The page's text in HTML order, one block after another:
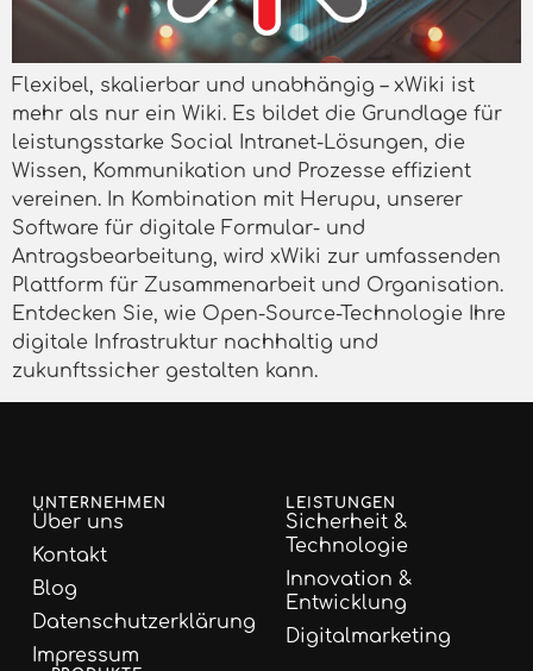
Flexibel, skalierbar und unabhängig – xWiki ist
mehr als nur ein Wiki. Es bildet die Grundlage für
leistungsstarke Social Intranet-Lösungen, die
Wissen, Kommunikation und Prozesse effizient
vereinen. In Kombination mit Herupu, unserer
Software für digitale Formular- und
Antragsbearbeitung, wird xWiki zur umfassenden
Plattform für Zusammenarbeit und Organisation.
Entdecken Sie, wie Open-Source-Technologie Ihre
digitale Infrastruktur nachhaltig und
zukunftssicher gestalten kann.
UNTERNEHMEN
Über uns
Kontakt
Blog
Datenschutzerklärung
Impressum
LEISTUNGEN
Sicherheit &
Technologie
Innovation &
Entwicklung
Digitalmarketing